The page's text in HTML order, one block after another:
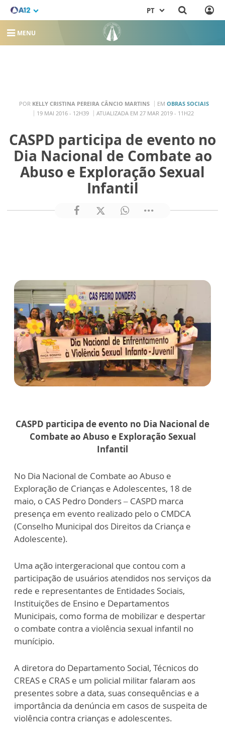
PT
MENU
POR KELLY CRISTINA PEREIRA CÂNCIO MARTINS EM OBRAS SOCIAIS
19 MAI 2016 - 12H39
ATUALIZADA EM 27 MAR 2019 - 11H22
CASPD participa de evento no
Dia Nacional de Combate ao
Abuso e Exploração Sexual
Infantil
CASPD participa de evento no Dia Nacional de
Combate ao Abuso e Exploração Sexual
Infantil
No Dia Nacional de Combate ao Abuso e
Exploração de Crianças e Adolescentes, 18 de
maio, o CAS Pedro Donders – CASPD marca
presença em evento realizado pelo o CMDCA
(Conselho Municipal dos Direitos da Criança e
Adolescente).
Uma ação intergeracional que contou com a
participação de usuários atendidos nos serviços da
rede e representantes de Entidades Sociais,
Instituições de Ensino e Departamentos
Municipais, como forma de mobilizar e despertar
o combate contra a violência sexual infantil no
munícipio.
A diretora do Departamento Social, Técnicos do
CREAS e CRAS e um policial militar falaram aos
presentes sobre a data, suas consequências e a
importância da denúncia em casos de suspeita de
violência contra crianças e adolescentes.